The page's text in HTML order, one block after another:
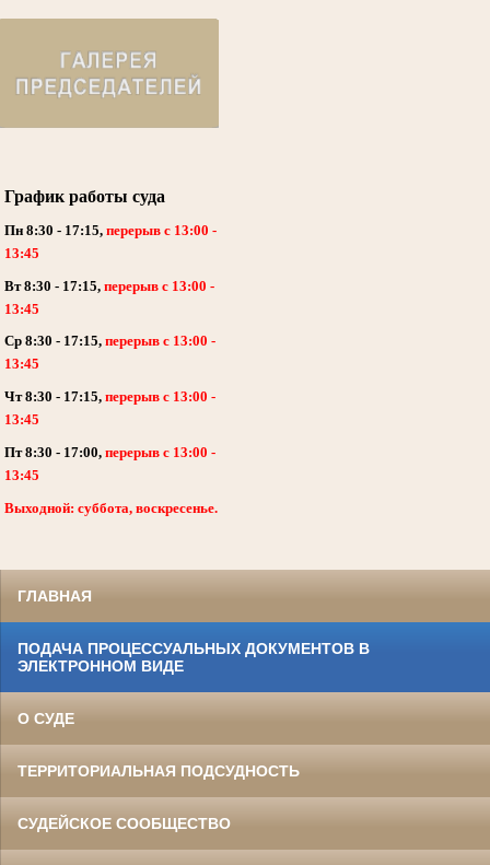
График работы суда
Пн 8:30 - 17:15,перерыв с 13:00 -
13:45
Вт 8:30 - 17:15,перерыв с 13:00 -
13:45
Ср 8:30 - 17:15,перерыв с 13:00 -
13:45
Чт 8:30 - 17:15,перерыв с 13:00 -
13:45
Пт 8:30 - 17:00, перерыв с 13:00 -
13:45
Выходной: суббота, воскресенье.
ГЛАВНАЯ
ПОДАЧА ПРОЦЕССУАЛЬНЫХ ДОКУМЕНТОВ В
ЭЛЕКТРОННОМ ВИДЕ
О СУДЕ
ТЕРРИТОРИАЛЬНАЯ ПОДСУДНОСТЬ
СУДЕЙСКОЕ СООБЩЕСТВО